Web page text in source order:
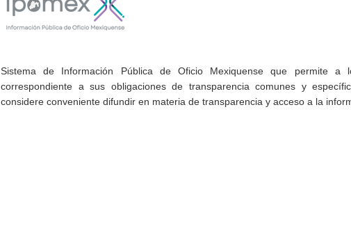
Sistema de Información Pública de Oficio Mexiquense que permite a
correspondiente a sus obligaciones de transparencia comunes y
considere conveniente difundir en materia de transparencia y acceso a la